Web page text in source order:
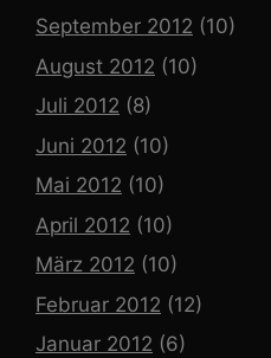
September 2012 (10)
August 2012 (10)
Juli 2012 (8)
Juni 2012 (10)
Mai 2012 (10)
April 2012 (10)
März 2012 (10)
Februar 2012 (12)
Januar 2012 (6)